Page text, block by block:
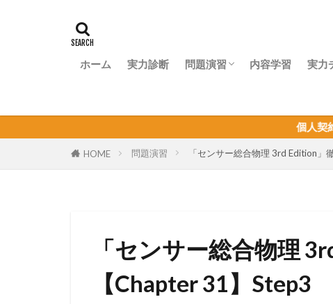
ホーム 実力診断 問題演習 内容学習 実力
個人契約オンライン家庭教師
HOME 問題演習 「センサー総合物理 3rd Edition
「センサー総合物理
【Chapter 31】Step3